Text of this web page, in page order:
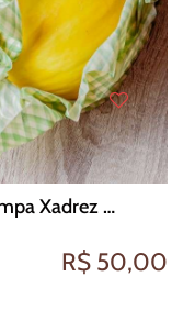
kit pano de cera de abelha (Estampa Xadrez Verde)
R$ 50,00